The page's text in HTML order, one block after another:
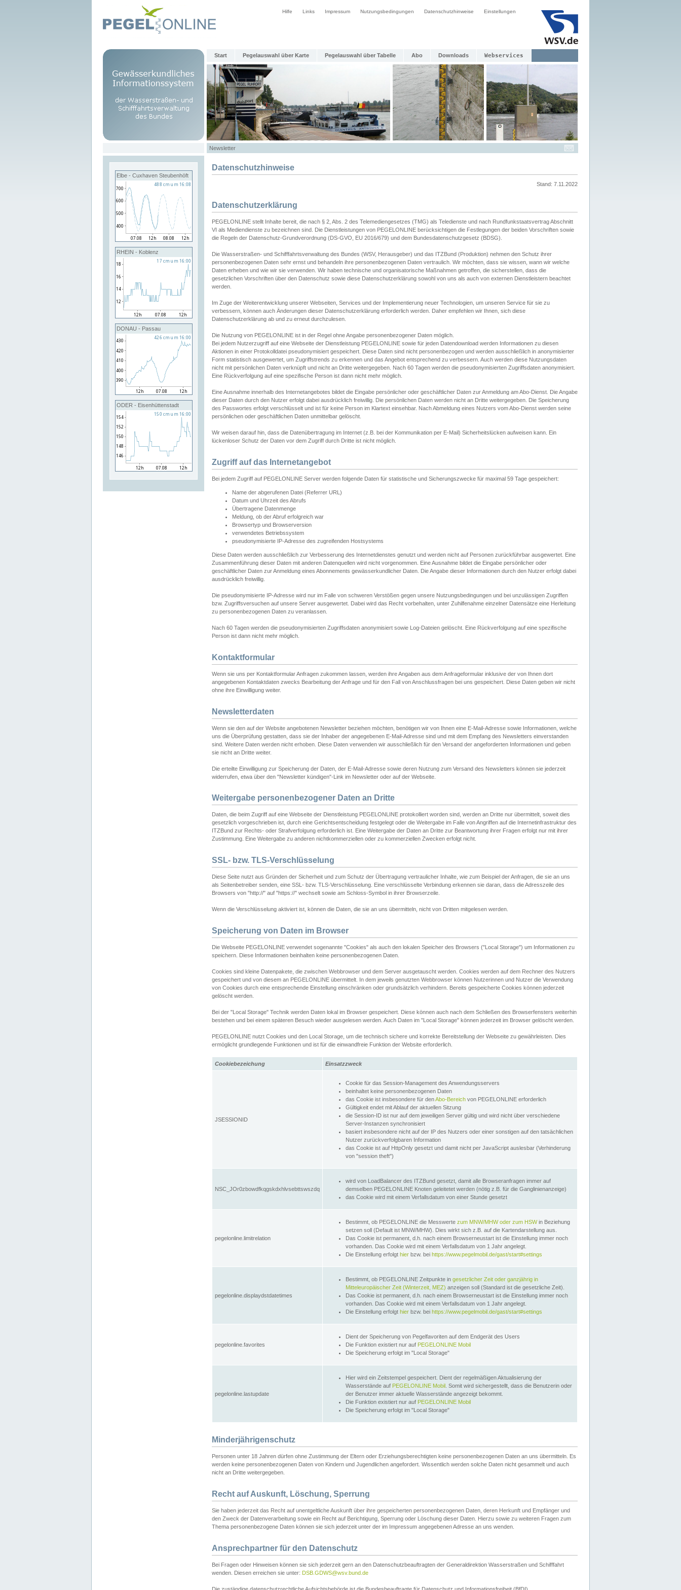
Hilfe Links Impressum Nutzungsbedingungen Datenschutzhinweise Einstellungen
Start Pegelauswahl über Karte Pegelauswahl über Tabelle Abo Downloads Webservices
Newsletter
Elbe - Cuxhaven Steubenhöft
RHEIN - Koblenz
DONAU - Passau
ODER - Eisenhüttenstadt
Datenschutzhinweise
Stand: 7.11.2022
Datenschutzerklärung
PEGELONLINE stellt Inhalte bereit, die nach § 2, Abs. 2 des Telemediengesetzes (TMG) als Teledienste und nach Rundfunkstaatsvertrag Abschnitt
VI als Mediendienste zu bezeichnen sind. Die Dienstleistungen von PEGELONLINE berücksichtigen die Festlegungen der beiden Vorschriften sowie
die Regeln der Datenschutz-Grundverordnung (DS-GVO, EU 2016/679) und dem Bundesdatenschutzgesetz (BDSG).
Die Wasserstraßen- und Schifffahrtsverwaltung des Bundes (WSV, Herausgeber) und das ITZBund (Produktion) nehmen den Schutz ihrer
personenbezogenen Daten sehr ernst und behandeln ihre personenbezogenen Daten vertraulich. Wir möchten, dass sie wissen, wann wir welche
Daten erheben und wie wir sie verwenden. Wir haben technische und organisatorische Maßnahmen getroffen, die sicherstellen, dass die
gesetzlichen Vorschriften über den Datenschutz sowie diese Datenschutzerklärung sowohl von uns als auch von externen Dienstleistern beachtet
werden.
Im Zuge der Weiterentwicklung unserer Webseiten, Services und der Implementierung neuer Technologien, um unseren Service für sie zu
verbessern, können auch Änderungen dieser Datenschutzerklärung erforderlich werden. Daher empfehlen wir Ihnen, sich diese
Datenschutzerklärung ab und zu erneut durchzulesen.
Die Nutzung von PEGELONLINE ist in der Regel ohne Angabe personenbezogener Daten möglich.
Bei jedem Nutzerzugriff auf eine Webseite der Dienstleistung PEGELONLINE sowie für jeden Datendownload werden Informationen zu diesen
Aktionen in einer Protokolldatei pseudonymisiert gespeichert. Diese Daten sind nicht personenbezogen und werden ausschließlich in anonymisierter
Form statistisch ausgewertet, um Zugriffstrends zu erkennen und das Angebot entsprechend zu verbessern. Auch werden diese Nutzungsdaten
nicht mit persönlichen Daten verknüpft und nicht an Dritte weitergegeben. Nach 60 Tagen werden die pseudonymisierten Zugriffsdaten anonymisiert.
Eine Rückverfolgung auf eine spezifische Person ist dann nicht mehr möglich.
Eine Ausnahme innerhalb des Internetangebotes bildet die Eingabe persönlicher oder geschäftlicher Daten zur Anmeldung am Abo-Dienst. Die Angabe
dieser Daten durch den Nutzer erfolgt dabei ausdrücklich freiwillig. Die persönlichen Daten werden nicht an Dritte weitergegeben. Die Speicherung
des Passwortes erfolgt verschlüsselt und ist für keine Person im Klartext einsehbar. Nach Abmeldung eines Nutzers vom Abo-Dienst werden seine
persönlichen oder geschäftlichen Daten unmittelbar gelöscht.
Wir weisen darauf hin, dass die Datenübertragung im Internet (z.B. bei der Kommunikation per E-Mail) Sicherheitslücken aufweisen kann. Ein
lückenloser Schutz der Daten vor dem Zugriff durch Dritte ist nicht möglich.
Zugriff auf das Internetangebot
Bei jedem Zugriff auf PEGELONLINE Server werden folgende Daten für statistische und Sicherungszwecke für maximal 59 Tage gespeichert:
Name der abgerufenen Datei (Referrer URL)
Datum und Uhrzeit des Abrufs
Übertragene Datenmenge
Meldung, ob der Abruf erfolgreich war
Browsertyp und Browserversion
verwendetes Betriebssystem
pseudonymisierte IP-Adresse des zugreifenden Hostsystems
Diese Daten werden ausschließlich zur Verbesserung des Internetdienstes genutzt und werden nicht auf Personen zurückführbar ausgewertet. Eine
Zusammenführung dieser Daten mit anderen Datenquellen wird nicht vorgenommen. Eine Ausnahme bildet die Eingabe persönlicher oder
geschäftlicher Daten zur Anmeldung eines Abonnements gewässerkundlicher Daten. Die Angabe dieser Informationen durch den Nutzer erfolgt dabei
ausdrücklich freiwillig.
Die pseudonymisierte IP-Adresse wird nur im Falle von schweren Verstößen gegen unsere Nutzungsbedingungen und bei unzulässigen Zugriffen
bzw. Zugriffsversuchen auf unsere Server ausgewertet. Dabei wird das Recht vorbehalten, unter Zuhilfenahme einzelner Datensätze eine Herleitung
zu personenbezogenen Daten zu veranlassen.
Nach 60 Tagen werden die pseudonymisierten Zugriffsdaten anonymisiert sowie Log-Dateien gelöscht. Eine Rückverfolgung auf eine spezifische
Person ist dann nicht mehr möglich.
Kontaktformular
Wenn sie uns per Kontaktformular Anfragen zukommen lassen, werden ihre Angaben aus dem Anfrageformular inklusive der von Ihnen dort
angegebenen Kontaktdaten zwecks Bearbeitung der Anfrage und für den Fall von Anschlussfragen bei uns gespeichert. Diese Daten geben wir nicht
ohne ihre Einwilligung weiter.
Newsletterdaten
Wenn sie den auf der Website angebotenen Newsletter beziehen möchten, benötigen wir von Ihnen eine E-Mail-Adresse sowie Informationen, welche
uns die Überprüfung gestatten, dass sie der Inhaber der angegebenen E-Mail-Adresse sind und mit dem Empfang des Newsletters einverstanden
sind. Weitere Daten werden nicht erhoben. Diese Daten verwenden wir ausschließlich für den Versand der angeforderten Informationen und geben
sie nicht an Dritte weiter.
Die erteilte Einwilligung zur Speicherung der Daten, der E-Mail-Adresse sowie deren Nutzung zum Versand des Newsletters können sie jederzeit
widerrufen, etwa über den "Newsletter kündigen"-Link im Newsletter oder auf der Webseite.
Weitergabe personenbezogener Daten an Dritte
Daten, die beim Zugriff auf eine Webseite der Dienstleistung PEGELONLINE protokolliert worden sind, werden an Dritte nur übermittelt, soweit dies
gesetzlich vorgeschrieben ist, durch eine Gerichtsentscheidung festgelegt oder die Weitergabe im Falle von Angriffen auf die Internetinfrastruktur des
ITZBund zur Rechts- oder Strafverfolgung erforderlich ist. Eine Weitergabe der Daten an Dritte zur Beantwortung ihrer Fragen erfolgt nur mit ihrer
Zustimmung. Eine Weitergabe zu anderen nichtkommerziellen oder zu kommerziellen Zwecken erfolgt nicht.
SSL- bzw. TLS-Verschlüsselung
Diese Seite nutzt aus Gründen der Sicherheit und zum Schutz der Übertragung vertraulicher Inhalte, wie zum Beispiel der Anfragen, die sie an uns
als Seitenbetreiber senden, eine SSL- bzw. TLS-Verschlüsselung. Eine verschlüsselte Verbindung erkennen sie daran, dass die Adresszeile des
Browsers von "http://" auf "https://" wechselt sowie am Schloss-Symbol in ihrer Browserzeile.
Wenn die Verschlüsselung aktiviert ist, können die Daten, die sie an uns übermitteln, nicht von Dritten mitgelesen werden.
Speicherung von Daten im Browser
Die Webseite PEGELONLINE verwendet sogenannte "Cookies" als auch den lokalen Speicher des Browsers ("Local Storage") um Informationen zu
speichern. Diese Informationen beinhalten keine personenbezogenen Daten.
Cookies sind kleine Datenpakete, die zwischen Webbrowser und dem Server ausgetauscht werden. Cookies werden auf dem Rechner des Nutzers
gespeichert und von diesem an PEGELONLINE übermittelt. In dem jeweils genutzten Webbrowser können Nutzerinnen und Nutzer die Verwendung
von Cookies durch eine entsprechende Einstellung einschränken oder grundsätzlich verhindern. Bereits gespeicherte Cookies können jederzeit
gelöscht werden.
Bei der "Local Storage" Technik werden Daten lokal im Browser gespeichert. Diese können auch nach dem Schließen des Browserfensters weiterhin
bestehen und bei einem späteren Besuch wieder ausgelesen werden. Auch Daten im "Local Storage" können jederzeit im Browser gelöscht werden.
PEGELONLINE nutzt Cookies und den Local Storage, um die technisch sichere und korrekte Bereitstellung der Webseite zu gewährleisten. Dies
ermöglicht grundlegende Funktionen und ist für die einwandfreie Funktion der Website erforderlich.
Cookiebezeichung Einsatzzweck
JSESSIONID
Cookie für das Session-Management des Anwendungsservers
beinhaltet keine personenbezogenen Daten
das Cookie ist insbesondere für denAbo-Bereich von PEGELONLINE erforderlich
Gültigkeit endet mit Ablauf der aktuellen Sitzung
die Session-ID ist nur auf dem jeweiligen Server gültig und wird nicht über verschiedene
Server-Instanzen synchronisiert
basiert insbesondere nicht auf der IP des Nutzers oder einer sonstigen auf den tatsächlichen
Nutzer zurückverfolgbaren Information
das Cookie ist auf HttpOnly gesetzt und damit nicht per JavaScript auslesbar (Verhinderung
von "session theft")
NSC_JOr0zbowdfkqgskdxhlvsebttswszdq
wird von LoadBalancer des ITZBund gesetzt, damit alle Browseranfragen immer auf
demselben PEGELONLINE Knoten geleitetet werden (nötig z.B. für die Ganglinienanzeige)
das Cookie wird mit einem Verfallsdatum von einer Stunde gesetzt
pegelonline.limitrelation
Bestimmt, ob PEGELONLINE die Messwerte zum MNW/MHW oder zum HSWin Beziehung
setzen soll (Default ist MNW/MHW). Dies wirkt sich z.B. auf die Kartendarstellung aus.
Das Cookie ist permanent, d.h. nach einem Browserneustart ist die Einstellung immer noch
vorhanden. Das Cookie wird mit einem Verfallsdatum von 1 Jahr angelegt.
Die Einstellung erfolgt hier bzw. bei https://www.pegelmobil.de/gast/start#settings
pegelonline.displaydstdatetimes
Bestimmt, ob PEGELONLINE Zeitpunkte in gesetzlicher Zeit oder ganzjährig in
Mitteleuropäischer Zeit (Winterzeit, MEZ) anzeigen soll (Standard ist die gesetzliche Zeit).
Das Cookie ist permanent, d.h. nach einem Browserneustart ist die Einstellung immer noch
vorhanden. Das Cookie wird mit einem Verfallsdatum von 1 Jahr angelegt.
Die Einstellung erfolgt hier bzw. bei https://www.pegelmobil.de/gast/start#settings
pegelonline.favorites
Dient der Speicherung von Pegelfavoriten auf dem Endgerät des Users
Die Funktion existiert nur auf PEGELONLINE Mobil
Die Speicherung erfolgt im "Local Storage"
pegelonline.lastupdate
Hier wird ein Zeitstempel gespeichert. Dient der regelmäßigen Aktualisierung der
Wasserstände auf PEGELONLINE Mobil . Somit wird sichergestellt, dass die Benutzerin oder
der Benutzer immer aktuelle Wasserstände angezeigt bekommt.
Die Funktion existiert nur auf PEGELONLINE Mobil
Die Speicherung erfolgt im "Local Storage"
Minderjährigenschutz
Personen unter 18 Jahren dürfen ohne Zustimmung der Eltern oder Erziehungsberechtigten keine personenbezogenen Daten an uns übermitteln. Es
werden keine personenbezogenen Daten von Kindern und Jugendlichen angefordert. Wissentlich werden solche Daten nicht gesammelt und auch
nicht an Dritte weitergegeben.
Recht auf Auskunft, Löschung, Sperrung
Sie haben jederzeit das Recht auf unentgeltliche Auskunft über ihre gespeicherten personenbezogenen Daten, deren Herkunft und Empfänger und
den Zweck der Datenverarbeitung sowie ein Recht auf Berichtigung, Sperrung oder Löschung dieser Daten. Hierzu sowie zu weiteren Fragen zum
Thema personenbezogene Daten können sie sich jederzeit unter der im Impressum angegebenen Adresse an uns wenden.
Ansprechpartner für den Datenschutz
Bei Fragen oder Hinweisen können sie sich jederzeit gern an den Datenschutzbeauftragten der Generaldirektion Wasserstraßen und Schifffahrt
wenden. Diesen erreichen sie unter: DSB.GDWS@wsv.bund.de